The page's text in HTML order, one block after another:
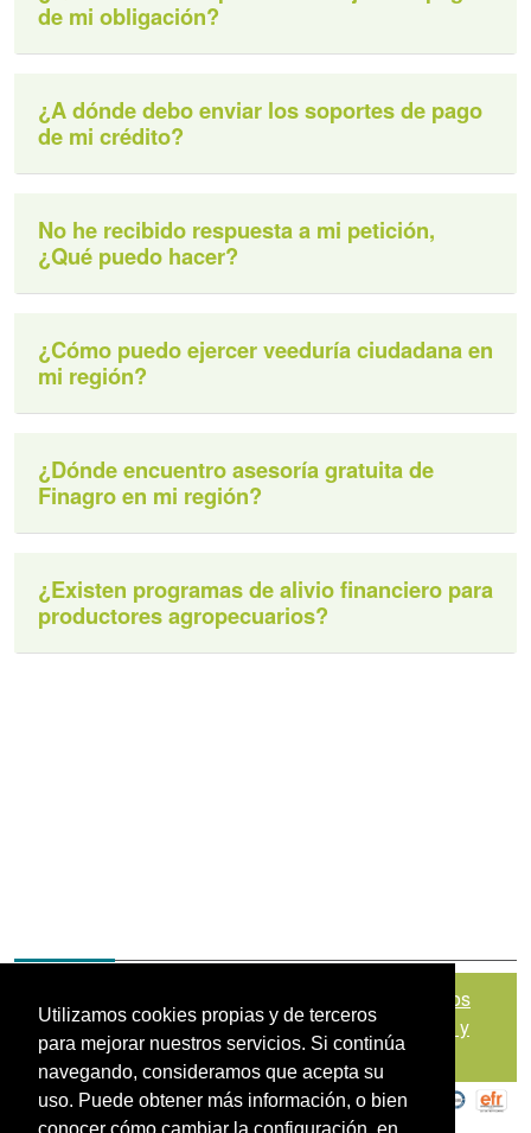
Utilizamos cookies propias y de terceros
para mejorar nuestros servicios. Si continúa
navegando, consideramos que acepta su
uso. Puede obtener más información, o bien
de mi obligación?
¿A dónde debo enviar los soportes de pago
de mi crédito?
No he recibido respuesta a mi petición,
¿Qué puedo hacer?
¿Cómo puedo ejercer veeduría ciudadana en
mi región?
¿Dónde encuentro asesoría gratuita de
Finagro en mi región?
¿Existen programas de alivio financiero para
productores agropecuarios?
Política de Tratamiento de Datos
Personales|Políticas de Seguridad, Términos y
Condiciones de Uso